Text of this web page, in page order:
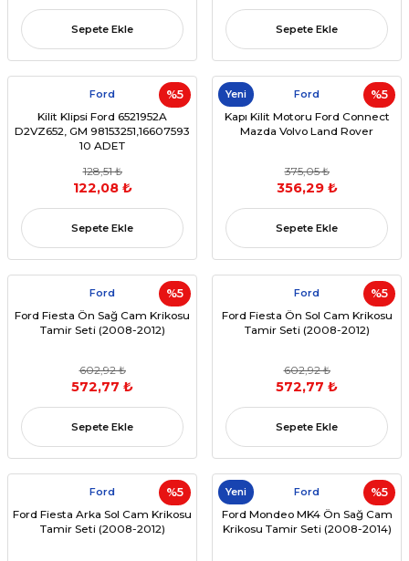
Sepete Ekle Sepete Ekle
%5
Ford
Kilit Klipsi Ford 6521952A
D2VZ652, GM 98153251,16607593
10 ADET
128,51 ₺
122,08 ₺
Sepete Ekle
%5
Yeni Ford
Kapı Kilit Motoru Ford Connect
Mazda Volvo Land Rover
375,05 ₺
356,29 ₺
Sepete Ekle
%5
Ford
Ford Fiesta Ön Sağ Cam Krikosu
Tamir Seti (2008-2012)
602,92 ₺
572,77 ₺
Sepete Ekle
%5
Ford
Ford Fiesta Ön Sol Cam Krikosu
Tamir Seti (2008-2012)
602,92 ₺
572,77 ₺
Sepete Ekle
%5
Ford
Ford Fiesta Arka Sol Cam Krikosu
Tamir Seti (2008-2012)
%5
Yeni Ford
Ford Mondeo MK4 Ön Sağ Cam
Krikosu Tamir Seti (2008-2014)